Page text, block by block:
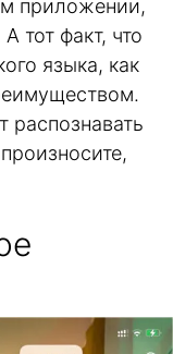
приложении,
тот факт, что
языка, как
распознавать